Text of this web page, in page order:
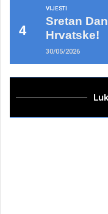
VIJESTI
Sretan
Hrvatske!
30/05/2026